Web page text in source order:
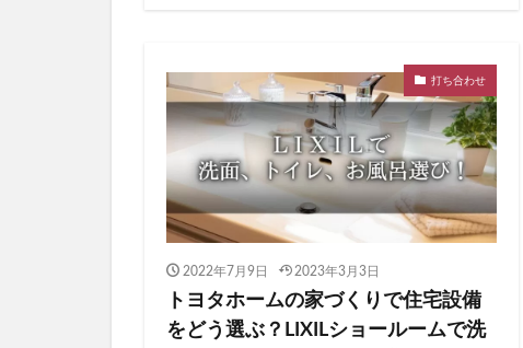
打ち合わせ
2022年7月9日 2023年3月3日
トヨタホームの家づくりで住宅設備
をどう選ぶ？LIXILショールームで洗